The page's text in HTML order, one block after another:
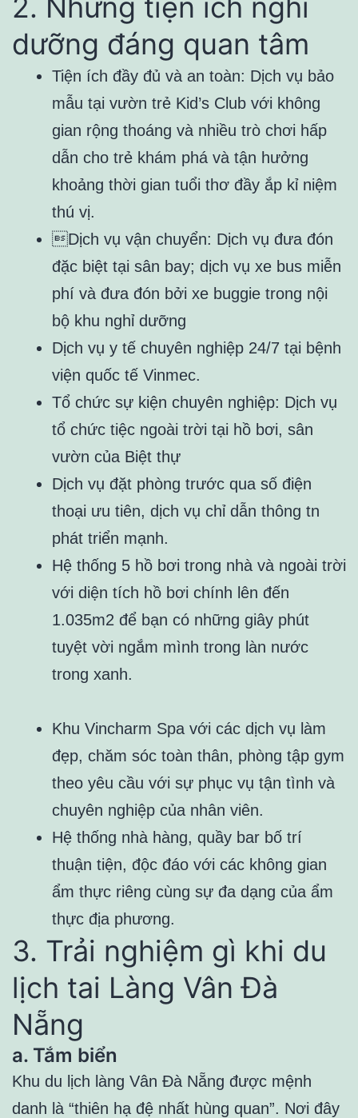
dưỡng đáng quan tâm
Tiện ích đầy đủ và an toàn: Dịch vụ bảo
mẫu tại vườn trẻ Kid’s Club với không
gian rộng thoáng và nhiều trò chơi hấp
dẫn cho trẻ khám phá và tận hưởng
khoảng thời gian tuổi thơ đầy ắp kỉ niệm
thú vị.
Dịch vụ vận chuyển: Dịch vụ đưa đón
đặc biệt tại sân bay; dịch vụ xe bus miễn
phí và đưa đón bởi xe buggie trong nội
bộ khu nghỉ dưỡng
Dịch vụ y tế chuyên nghiệp 24/7 tại bệnh
viện quốc tế Vinmec.
Tổ chức sự kiện chuyên nghiệp: Dịch vụ
tổ chức tiệc ngoài trời tại hồ bơi, sân
vườn của Biệt thự
Dịch vụ đặt phòng trước qua số điện
thoại ưu tiên, dịch vụ chỉ dẫn thông tn
phát triển mạnh.
Hệ thống 5 hồ bơi trong nhà và ngoài trời
với diện tích hồ bơi chính lên đến
1.035m2 để bạn có những giây phút
tuyệt vời ngắm mình trong làn nước
trong xanh.
Khu Vincharm Spa với các dịch vụ làm
đẹp, chăm sóc toàn thân, phòng tập gym
theo yêu cầu với sự phục vụ tận tình và
chuyên nghiệp của nhân viên.
Hệ thống nhà hàng, quầy bar bố trí
thuận tiện, độc đáo với các không gian
ẩm thực riêng cùng sự đa dạng của ẩm
thực địa phương.
3. Trải nghiệm gì khi du
lịch tai Làng Vân Đà
Nẵng
a. Tắm biển
Khu du lịch làng Vân Đà Nẵng được mệnh
danh là “thiên hạ đệ nhất hùng quan”. Nơi đây